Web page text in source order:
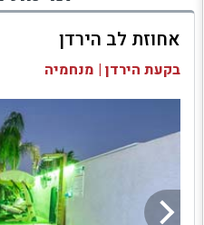
אחוזת לב הירדן
בקעת הירדן | מנחמיה